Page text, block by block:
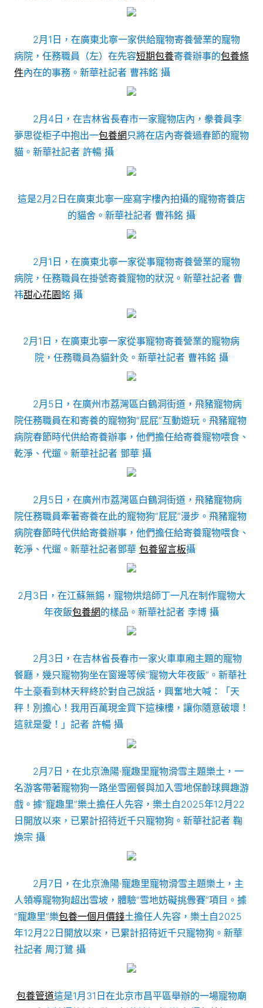
2月1日，在廣東北寧一家供給寵物寄養營業的寵物
病院，任務職員（左）在先容短期包養寄養辦事的包養條
件內在的事務。新華社記者 曹祎銘 攝
2月4日，在吉林省長春市一家寵物店內，豢養員李
夢思從柜子中抱出一包養網 只將在店內寄養過春節的寵物
貓。新華社記者 許暢 攝
這是2月2日在廣東北寧一座寫字樓內拍攝的寵物寄養店
的貓舍。新華社記者 曹祎銘 攝
2月1日，在廣東北寧一家從事寵物寄養營業的寵物
病院，任務職員在掛號寄養寵物的狀況。新華社記者 曹
祎甜心花園銘 攝
2月1日，在廣東北寧一家從事寵物寄養營業的寵物病
院，任務職員為貓針灸。新華社記者 曹祎銘 攝
2月5日，在廣州市荔灣區白鶴洞街道，飛豬寵物病
院任務職員在和寄養的寵物狗“屁屁”互動遊玩。飛豬寵物
病院春節時代供給寄養辦事，他們擔任給寄養寵物喂食、
乾淨、代遛。新華社記者 鄧華 攝
2月5日，在廣州市荔灣區白鶴洞街道，飛豬寵物病
院任務職員牽著寄養在此的寵物狗“屁屁”漫步。飛豬寵物
病院春節時代供給寄養辦事，他們擔任給寄養寵物喂食、
乾淨、代遛。新華社記者鄧華 包養留言板攝
2月3日，在江蘇無錫，寵物烘焙師丁一凡在制作寵物大
年夜飯包養網的樣品。新華社記者 李博 攝
2月3日，在吉林省長春市一家火車車廂主題的寵物
餐廳，幾只寵物狗坐在窗邊等候“寵物大年夜飯”。新華社
牛土豪看到林天秤終於對自己說話，興奮地大喊：「天
秤！別擔心！我用百萬現金買下這棟樓，讓你隨意破壞！
這就是愛！」記者 許暢 攝
2月7日，在北京漁陽·寵趣里寵物滑雪主題樂土，一
名游客帶著寵物狗一路坐雪圈餐與加入雪地保齡球興趣游
戲。據“寵趣里”樂土擔任人先容，樂土自2025年12月22
日開放以來，已累計招待近千只寵物狗。新華社記者 鞠
煥宗 攝
2月7日，在北京漁陽·寵趣里寵物滑雪主題樂土，主
人領導寵物狗超出雪坡，體驗“雪地妨礙挑釁賽”項目。據
“寵趣里”樂包養一個月價錢土擔任人先容，樂土自2025
年12月22日開放以來，已累計招待近千只寵物狗。新華
社記者 周汀鷺 攝
包養管道這是1月31日在北京市昌平區舉辦的一場寵物廟